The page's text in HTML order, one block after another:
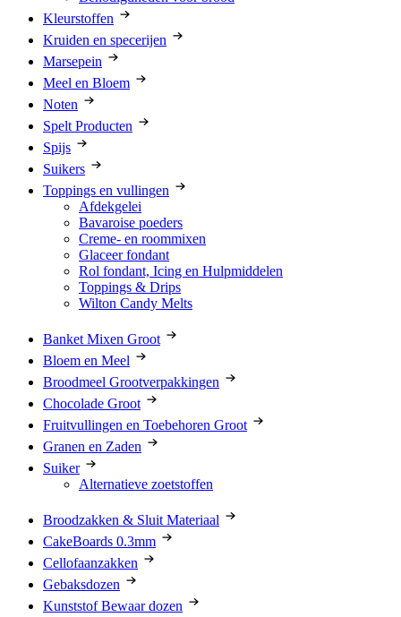
Kleurstoffen
Kruiden en specerijen
Marsepein
Meel en Bloem
Noten
Spelt Producten
Spijs
Suikers
Toppings en vullingen
Afdekgelei
Bavaroise poeders
Creme- en roommixen
Glaceer fondant
Rol fondant, Icing en Hulpmiddelen
Toppings & Drips
Wilton Candy Melts
Banket Mixen Groot
Bloem en Meel
Broodmeel Grootverpakkingen
Chocolade Groot
Fruitvullingen en Toebehoren Groot
Granen en Zaden
Suiker
Alternatieve zoetstoffen
Broodzakken & Sluit Materiaal
CakeBoards 0.3mm
Cellofaanzakken
Gebaksdozen
Kunststof Bewaar dozen